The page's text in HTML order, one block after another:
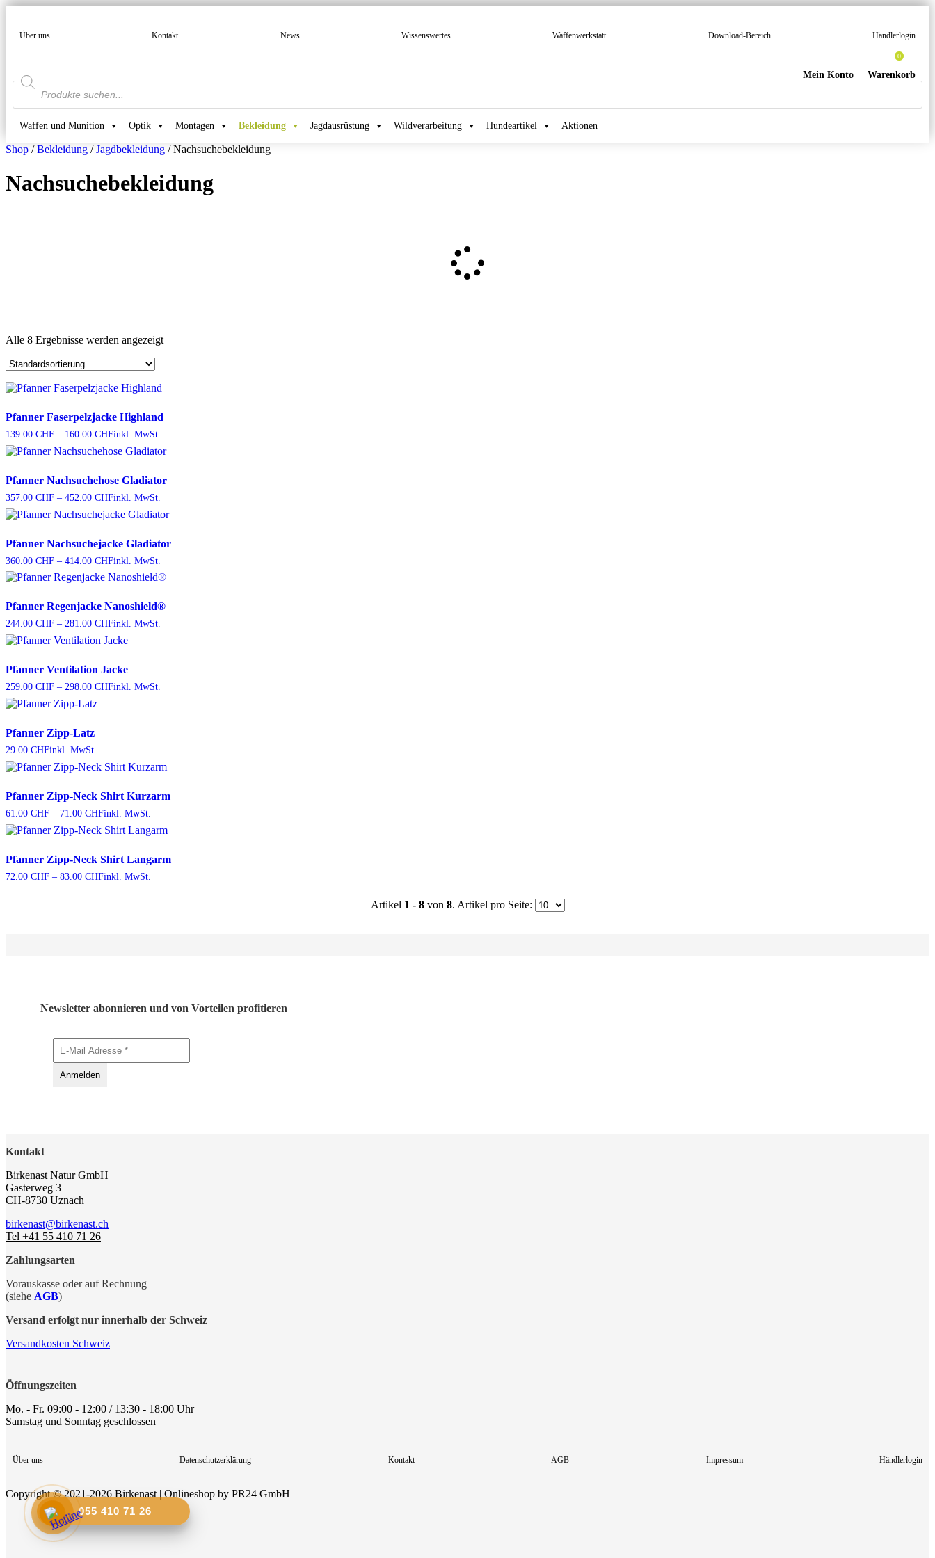
Über uns Kontakt News Wissenswertes Waffenwerkstatt Download-Bereich Händlerlogin
Warenkorb
0
Mein Konto
Products
Waffen und Munition Optik Montagen Bekleidung Jagdausrüstung Wildverarbeitung Hundeartikel Aktionen
Shop /Bekleidung /Jagdbekleidung / Nachsuchebekleidung
Nachsuchebekleidung
Alle 8 Ergebnisse werden angezeigt
Pfanner Faserpelzjacke Highland
139.00 CHF – 160.00 CHFPreisspanne:
bis
inkl. MwSt.
Pfanner Nachsuchehose Gladiator
357.00 CHF – 452.00 CHFPreisspanne:
bis
inkl. MwSt.
Pfanner Nachsuchejacke Gladiator
360.00 CHF – 414.00 CHFPreisspanne:
360.00 CHF
bis
inkl. MwSt.
Pfanner Regenjacke Nanoshield®
244.00 CHF – 281.00 CHFPreisspanne:
244.00 CHF
bis
inkl. MwSt.
Pfanner Ventilation Jacke
259.00 CHF – 298.00 CHFPreisspanne:
inkl. MwSt.
Pfanner Zipp-Latz
29.00 CHFinkl. MwSt.
Pfanner Zipp-Neck Shirt Kurzarm
61.00 CHF – 71.00 CHFPreisspanne:
bis
inkl. MwSt.
Pfanner Zipp-Neck Shirt Langarm
72.00 CHF – 83.00 CHFPreisspanne:
inkl. MwSt.
Artikel 1 - 8von 8. Artikel pro Seite:
Newsletter abonnieren und von Vorteilen profitieren
Kontakt
Birkenast Natur GmbH
Gasterweg 3
CH-8730 Uznach
birkenast@birkenast.ch
Tel +41 55 410 71 26
Zahlungsarten
Vorauskasse oder auf Rechnung
(siehe AGB)
Versand erfolgt nur innerhalb der Schweiz
Versandkosten Schweiz
Öffnungszeiten
Mo. - Fr. 09:00 - 12:00 / 13:30 - 18:00 Uhr
Samstag und Sonntag geschlossen
Über uns Datenschutzerklärung Kontakt AGB Impressum Händlerlogin
Copyright © 2021-2026 Birkenast | Onlineshop by PR24 GmbH
055 410 71 26